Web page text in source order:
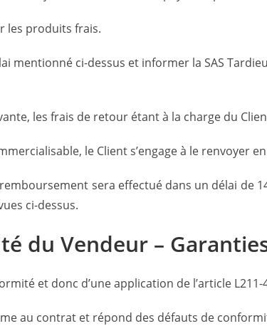
les produits frais.
mentionné ci-dessus et informer la SAS
les frais de retour étant à la charge du Client
le Client s’engage à le renvoyer
sera effectué dans un délai
ci-dessus.
du Vendeur –
et donc d’une application de l’article
au contrat et répond des défauts de